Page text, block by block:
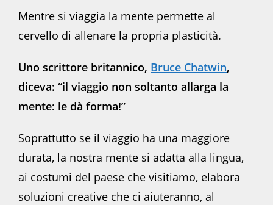
Mentre si viaggia la mente permette al
cervello di allenare la propria plasticità.
Uno scrittore britannico, Bruce Chatwin,
diceva: “il viaggio non soltanto allarga la
mente: le dà forma!”
Soprattutto se il viaggio ha una maggiore
durata, la nostra mente si adatta alla lingua,
ai costumi del paese che visitiamo, elabora
soluzioni creative che ci aiuteranno, al